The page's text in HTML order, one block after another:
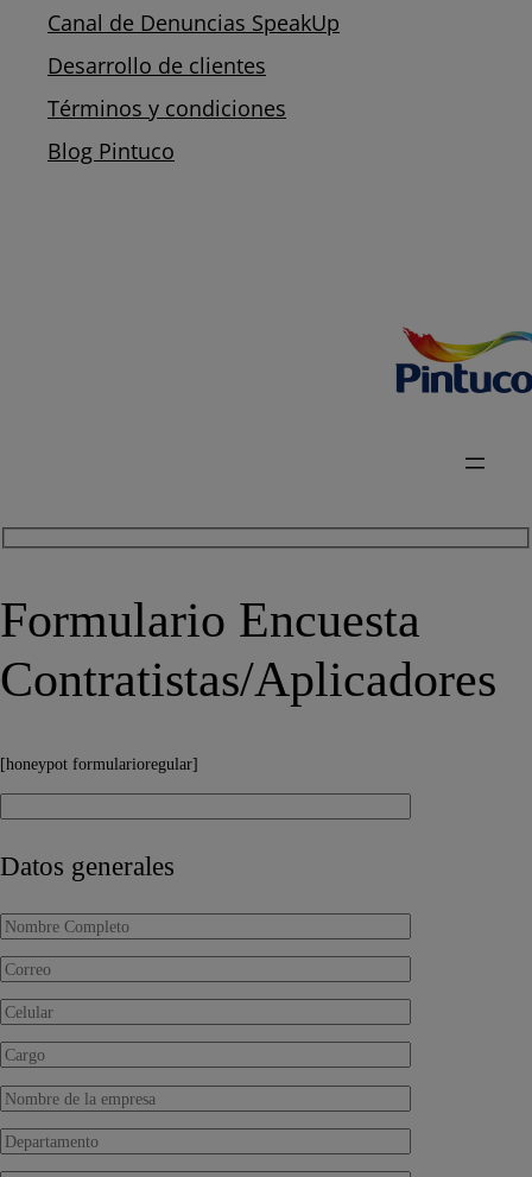
Canal de Denuncias SpeakUp
Desarrollo de clientes
Términos y condiciones
Blog Pintuco
Formulario Encuesta
Contratistas/Aplicadores
[honeypot formularioregular]
Datos generales